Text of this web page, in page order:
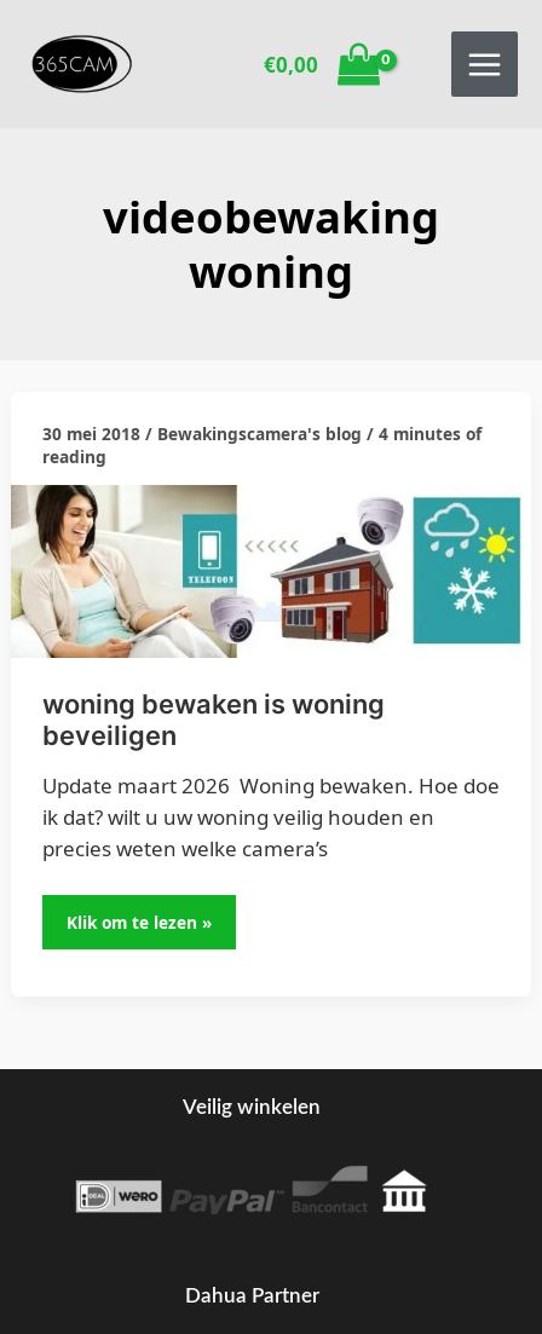
naar
€0,00
videobewaking
woning
30 mei 2018 / Bewakingscamera's blog / 4 minutes of
reading
woning bewaken is woning
beveiligen
Update maart 2026 Woning bewaken. Hoe doe
ik dat? wilt u uw woning veilig houden en
precies weten welke camera’s
woning
bewaken
is
woning
beveiligen
Klik om te lezen »
Veilig winkelen
Dahua Partner